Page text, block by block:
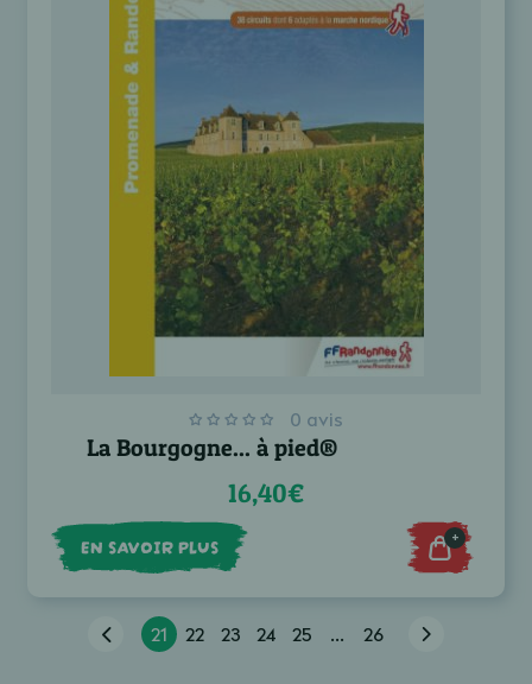
0 avis
La Bourgogne... à pied®
16,40€
EN SAVOIR PLUS +
21 22 23 24 25 ... 26